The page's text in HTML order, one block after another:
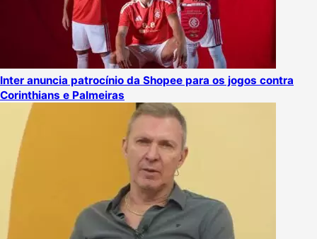
Inter anuncia patrocínio da Shopee para os jogos contra
Corinthians e Palmeiras